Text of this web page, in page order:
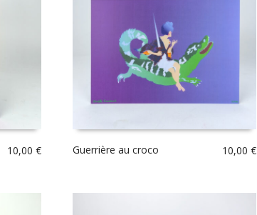
10,00 € Guerrière au croco 10,00€